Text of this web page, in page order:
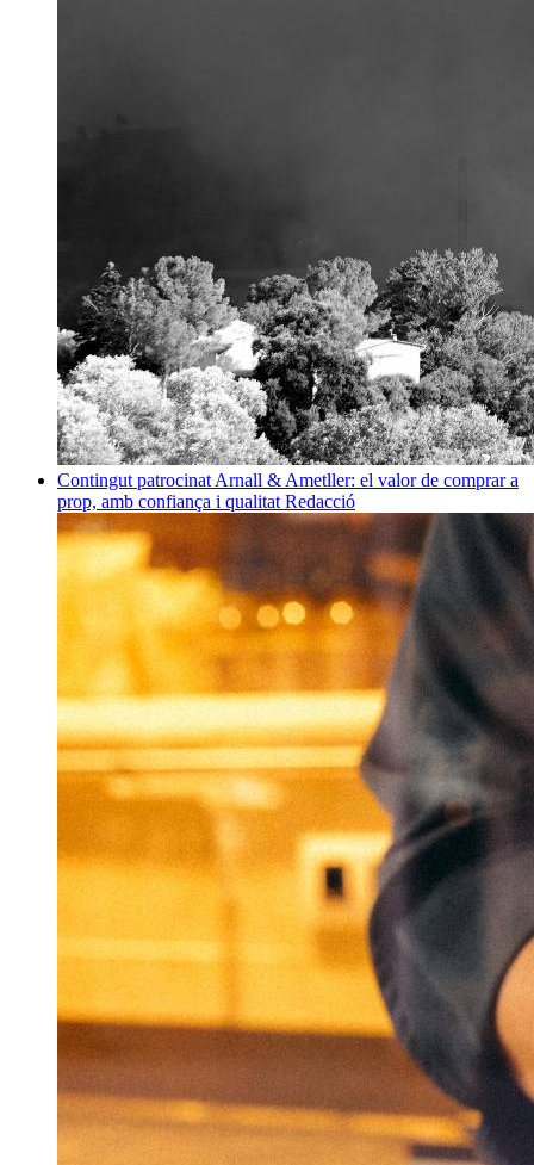
Contingut patrocinat Arnall & Ametller: el valor de comprar a
prop, amb confiança i qualitat Redacció